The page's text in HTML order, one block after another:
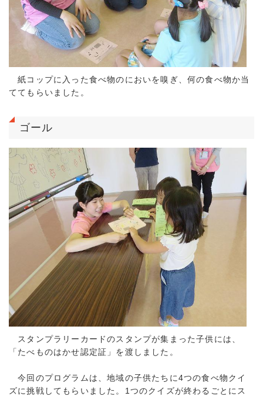
紙コップに入った食べ物のにおいを嗅ぎ、何の食べ物か当
ててもらいました。
ゴール
スタンプラリーカードのスタンプが集まった子供には、
「たべものはかせ認定証」を渡しました。
今回のプログラムは、地域の子供たちに4つの食べ物クイ
ズに挑戦してもらいました。1つのクイズが終わるごとにス